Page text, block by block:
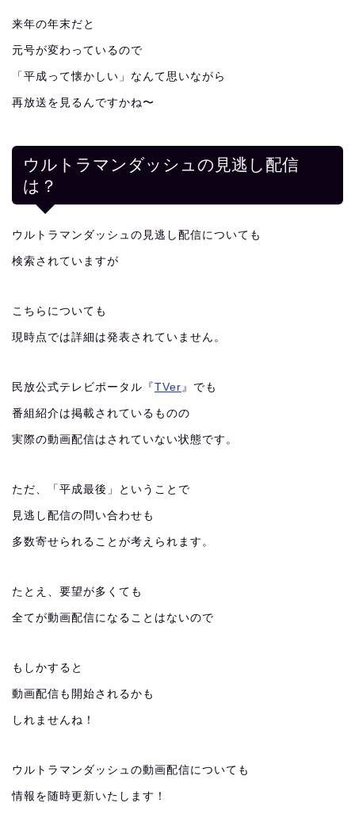
来年の年末だと
元号が変わっているので
「平成って懐かしい」なんて思いながら
再放送を見るんですかね〜
ウルトラマンダッシュの見逃し配信
は？
ウルトラマンダッシュの見逃し配信についても
検索されていますが
こちらについても
現時点では詳細は発表されていません。
民放公式テレビポータル『 TVer』でも
番組紹介は掲載されているものの
実際の動画配信はされていない状態です。
ただ、「平成最後」ということで
見逃し配信の問い合わせも
多数寄せられることが考えられます。
たとえ、要望が多くても
全てが動画配信になることはないので
もしかすると
動画配信も開始されるかも
しれませんね！
ウルトラマンダッシュの動画配信についても
情報を随時更新いたします！